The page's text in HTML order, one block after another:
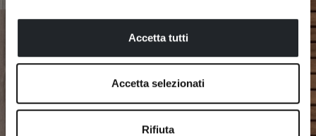
Accetta tutti
Accetta selezionati
Rifiuta
Essenze Legno